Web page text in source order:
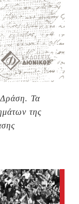
Δράση. Τα
της